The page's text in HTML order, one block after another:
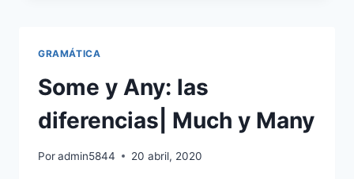
GRAMÁTICA
Some y Any: las
diferencias| Much y Many
Poradmin5844 20 abril, 2020